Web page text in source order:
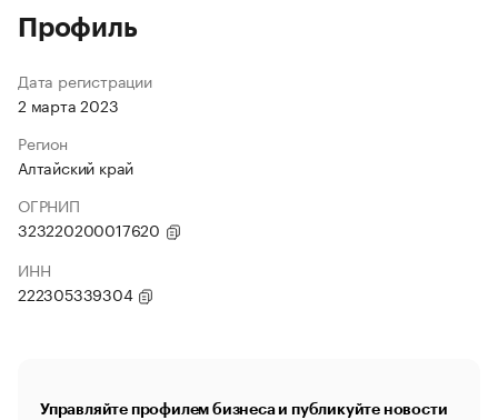
Профиль
Дата регистрации
2 марта 2023
Регион
Алтайский край
ОГРНИП
323220200017620
ИНН
222305339304
Управляйте профилем бизнеса и публикуйте новости